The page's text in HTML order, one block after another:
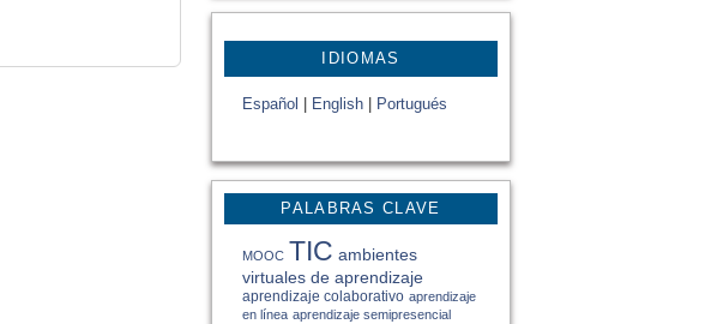
IDIOMAS
Español English Portugués
PALABRAS CLAVE
MOOC TIC ambientes
virtuales de aprendizaje
aprendizaje colaborativo aprendizaje
en línea aprendizaje semipresencial